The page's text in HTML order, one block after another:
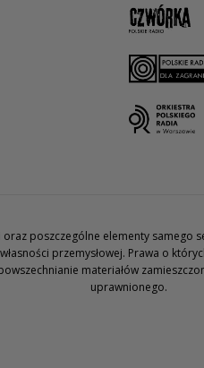
poszczególne elementy
przemysłowej. Prawa o
materiałów
uprawnionego.